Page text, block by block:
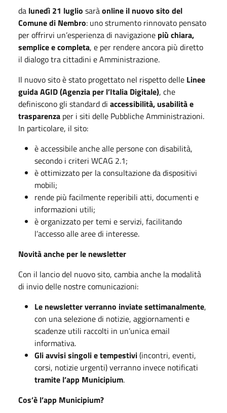
da lunedì 21 luglio saràonline il nuovo sito del
Comune di Nembro: uno strumento rinnovato pensato
per offrirvi un’esperienza di navigazione più chiara,
semplice e completa, e per rendere ancora più diretto
il dialogo tra cittadini e Amministrazione.
Il nuovo sito è stato progettato nel rispetto delle Linee
guida AGID (Agenzia per l’Italia Digitale), che
definiscono gli standard di accessibilità, usabilità e
trasparenza per i siti delle Pubbliche Amministrazioni.
In particolare, il sito:
è accessibile anche alle persone con disabilità,
secondo i criteri WCAG 2.1;
è ottimizzato per la consultazione da dispositivi
mobili;
rende più facilmente reperibili atti, documenti e
informazioni utili;
è organizzato per temi e servizi, facilitando
l’accesso alle aree di interesse.
Novità anche per le newsletter
Con il lancio del nuovo sito, cambia anche la modalità
di invio delle nostre comunicazioni:
Le newsletter verranno inviate settimanalmente,
con una selezione di notizie, aggiornamenti e
scadenze utili raccolti in un’unica email
informativa.
Gli avvisi singoli e tempestivi(incontri, eventi,
corsi, notizie urgenti) verranno invece notificati
tramite l’app Municipium.
Cos’è l’app Municipium?